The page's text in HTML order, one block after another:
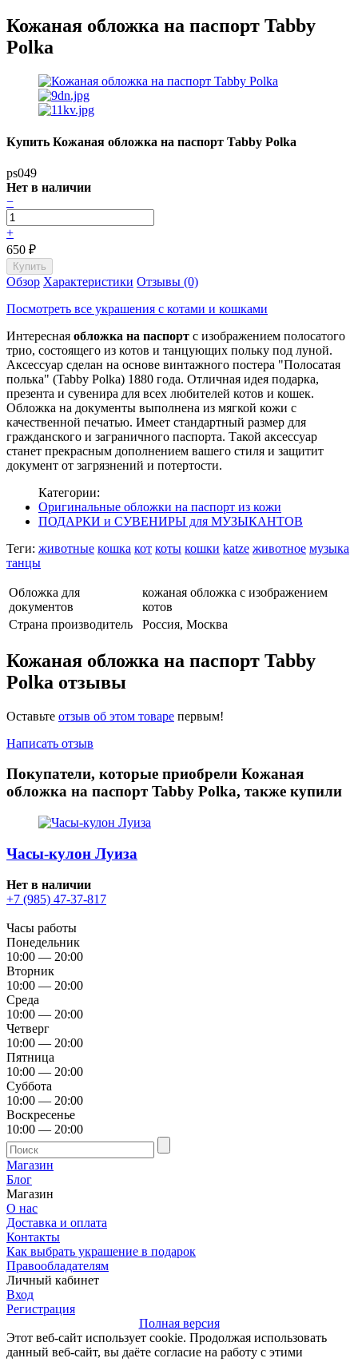
Кожаная обложка на паспорт Tabby
Polka
Купить Кожаная обложка на паспорт Tabby Polka
ps049
Нет в наличии
−
+
650 ₽
Обзор Характеристики Отзывы (0)
Посмотреть все украшения с котами и кошками
Интересная обложка на паспорт с изображением полосатого
трио, состоящего из котов и танцующих польку под луной.
Аксессуар сделан на основе винтажного постера "Полосатая
полька" (Tabby Polka) 1880 года. Отличная идея подарка,
презента и сувенира для всех любителей котов и кошек.
Обложка на документы выполнена из мягкой кожи с
качественной печатью. Имеет стандартный размер для
гражданского и заграничного паспорта. Такой аксессуар
станет прекрасным дополнением вашего стиля и защитит
документ от загрязнений и потертости.
Категории:
Оригинальные обложки на паспорт из кожи
ПОДАРКИ и СУВЕНИРЫ для МУЗЫКАНТОВ
Теги: животные кошка кот коты кошки katze животное музыка
танцы
Обложка для
документов
кожаная обложка с изображением
котов
Страна производитель
Россия, Москва
Кожаная обложка на паспорт Tabby
Polka отзывы
Оставьте отзыв об этом товаре первым!
Написать отзыв
Покупатели, которые приобрели Кожаная
обложка на паспорт Tabby Polka, также купили
Часы-кулон Луиза
Нет в наличии
+7 (985) 47-37-817
Часы работы
Понедельник
10:00 — 20:00
Вторник
10:00 — 20:00
Среда
10:00 — 20:00
Четверг
10:00 — 20:00
Пятница
10:00 — 20:00
Суббота
10:00 — 20:00
Воскресенье
10:00 — 20:00
Магазин
Блог
Магазин
О нас
Доставка и оплата
Контакты
Как выбрать украшение в подарок
Правообладателям
Личный кабинет
Вход
Регистрация
Полная версия
Этот веб-сайт использует cookie. Продолжая использовать
данный веб-сайт, вы даёте согласие на работу с этими